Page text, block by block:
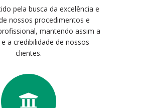
pela busca da excelência e
nossos procedimentos e
mantendo assim a
a credibilidade de nossos
clientes.